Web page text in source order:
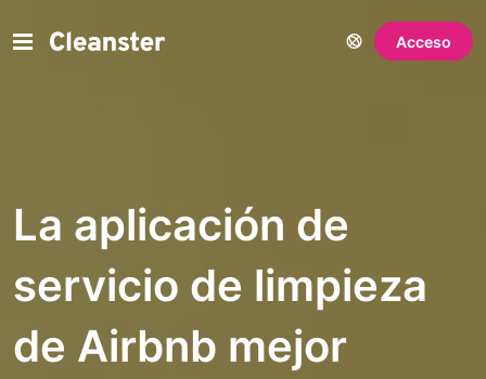
Acceso
La aplicación de
servicio de limpieza
de Airbnb mejor